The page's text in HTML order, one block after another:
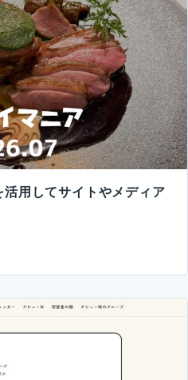
活用してサイトやメディア